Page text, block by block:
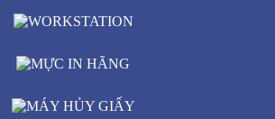
WORKSTATION
MỰC IN HÃNG